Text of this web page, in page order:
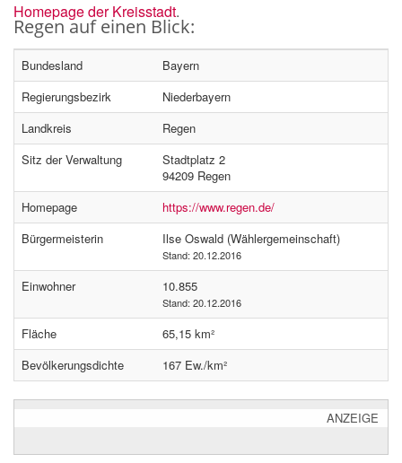
Homepage der Kreisstadt.
Regen auf einen Blick:
Bundesland
Bayern
Regierungsbezirk
Niederbayern
Landkreis
Regen
Sitz der Verwaltung
Stadtplatz 2
94209 Regen
Homepage
https://www.regen.de/
Bürgermeisterin
Ilse Oswald (Wählergemeinschaft)
Stand: 20.12.2016
Einwohner 10.855
Stand: 20.12.2016
Fläche
65,15 km²
Bevölkerungsdichte
167 Ew./km²
ANZEIGE